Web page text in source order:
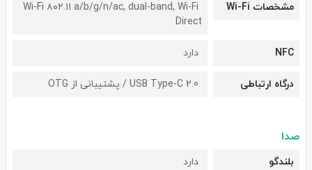
مشخصات Wi-Fi
Wi-Fi ۸۰۲.۱۱ a/b/g/n/ac, dual-band, Wi-Fi
Direct
NFC دارد
درگاه ارتباطی USB Type-C 2.0 / پشتیبانی از OTG
صدا
بلندگو دارد